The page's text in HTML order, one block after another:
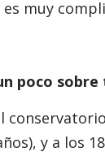
es muy
poco
y a los